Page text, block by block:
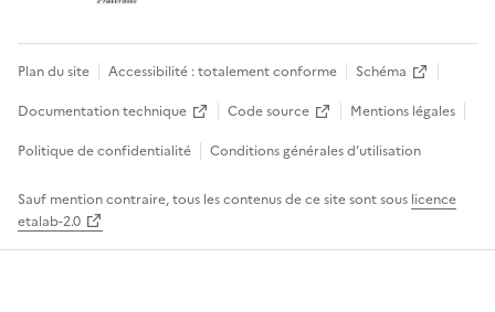
Plan du site Accessibilité : totalement conforme
Schéma
Documentation technique
Code source
Mentions légales
Politique de confidentialité
Conditions générales d’utilisation
Sauf mention contraire, tous les contenus de ce site sont sous licence
etalab-2.0